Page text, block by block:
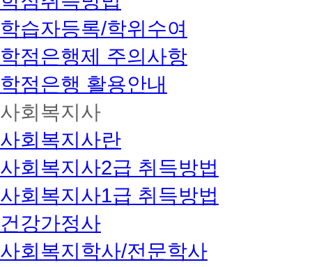
학습자등록/학위수여
학점은행제 주의사항
학점은행 활용안내
사회복지사
사회복지사란
사회복지사2급 취득방법
사회복지사1급 취득방법
건강가정사
사회복지학사/전문학사